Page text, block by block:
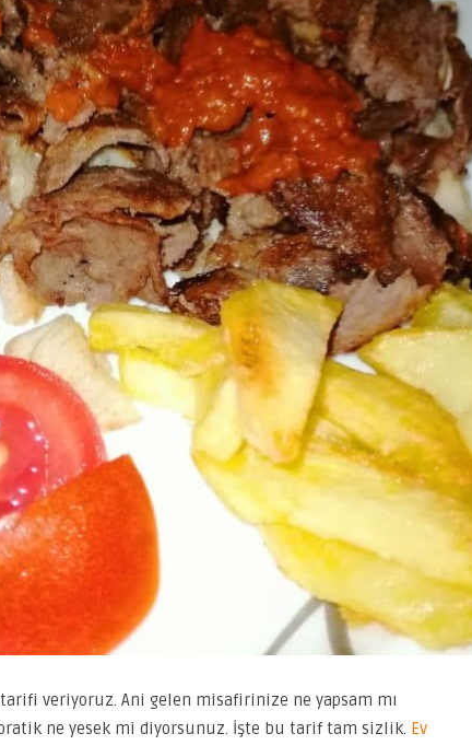
veriyoruz. Ani gelen misafirinize ne yapsam mı
ne yesek mi diyorsunuz. İşte bu tarif tam sizlik. Ev